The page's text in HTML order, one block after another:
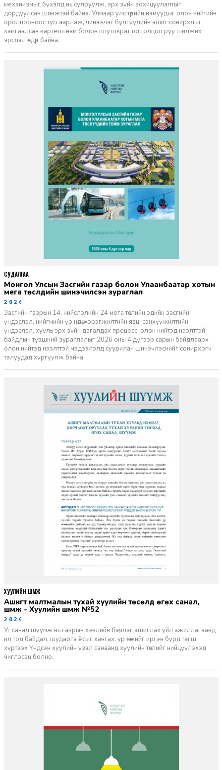
механизмыг бүхэлд нь сулруулж, эрх зүйн зохицуулалтыг
дордуулсан шинжтэй байна. Улмаар улс төрийн намуудыг олон нийтийн
оролцооноос тусгаарлаж, чинээлэг бүлгүүдийн ашиг сонирхлыг
хамгаалсан картель нам болон плутократ тогтолцоо руу шилжих
эрсдэл өндөр байна.
Монгол Улсын Засгийн газар болон Улаанбаатар хотын
мега төслүүдийн шинэчилсэн зураглал
2026-06-29
Засгийн газрын 14, нийслэлийн 24 мега төслийн эдийн засгийн
үндэслэл, нийгмийн үр нөлөө, хэрэгжилтийн явц, санхүүжилтийн
үндэслэл, хууль эрх зүйн дагалдах процесс, олон нийтэд нээлттэй
байдлын түвшний зураглалыг 2026 оны 4 дүгээр сарын байдлаарх
олон нийтэд нээлттэй мэдээлэлд суурилан шинэчлэснийг сонирхогч
талуудад хүргүүлж байна.
СУДАЛГАА
Ашигт малтмалын тухай хуулийн төсөлд өгөх санал,
шүүмж - Хуулийн шүүмж №52
2026-06-29
Уг санал шүүмж нь газрын хэвлийн баялаг ашиглах үйл ажиллагаанд
ил тод байдал, шударга ёсыг хангах, үр өгөөжийг иргэн бүрд тэгш
хүртээх Үндсэн хуулийн үзэл санаанд хуулийн төслийг нийцүүлэхэд
чиглэсэн болно.
ХУУЛИЙН ШҮҮМЖ